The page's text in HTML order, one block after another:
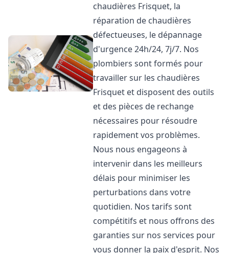
chaudières Frisquet, la
réparation de chaudières
défectueuses, le dépannage
d'urgence 24h/24, 7j/7. Nos
plombiers sont formés pour
travailler sur les chaudières
Frisquet et disposent des outils
et des pièces de rechange
nécessaires pour résoudre
rapidement vos problèmes.
Nous nous engageons à
intervenir dans les meilleurs
délais pour minimiser les
perturbations dans votre
quotidien. Nos tarifs sont
compétitifs et nous offrons des
garanties sur nos services pour
vous donner la paix d'esprit. Nos